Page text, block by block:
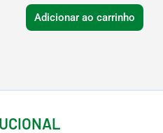
Adicionar ao carrinho